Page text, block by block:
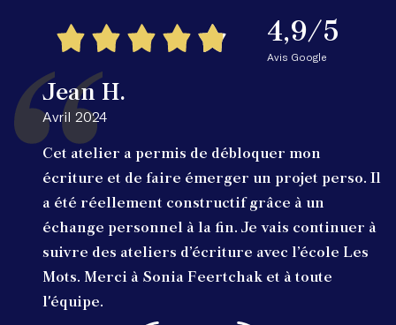
4,9/5
Avis Google
Jean H.
Avril 2024
Cet atelier a permis de débloquer mon
écriture et de faire émerger un projet perso. Il
a été réellement constructif grâce à un
échange personnel à la fin. Je vais continuer à
suivre des ateliers d’écriture avec l’école Les
Mots. Merci à Sonia Feertchak et à toute
l'équipe.